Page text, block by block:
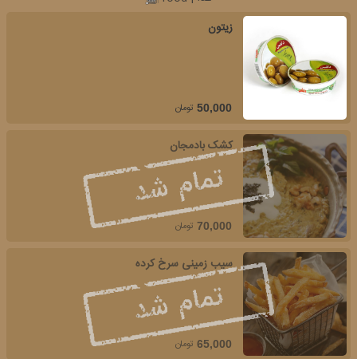
زیتون
50,000 تومان
کشک بادمجان
70,000 تومان
سیب زمینی سرخ کرده
65,000 تومان